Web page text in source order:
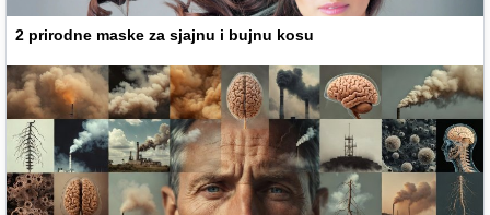
2 prirodne maske za sjajnu i bujnu kosu